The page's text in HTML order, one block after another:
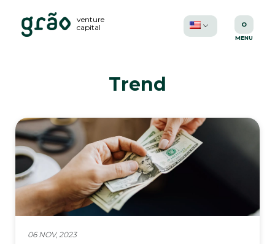
venture
capital
Trend
06 NOV, 2023